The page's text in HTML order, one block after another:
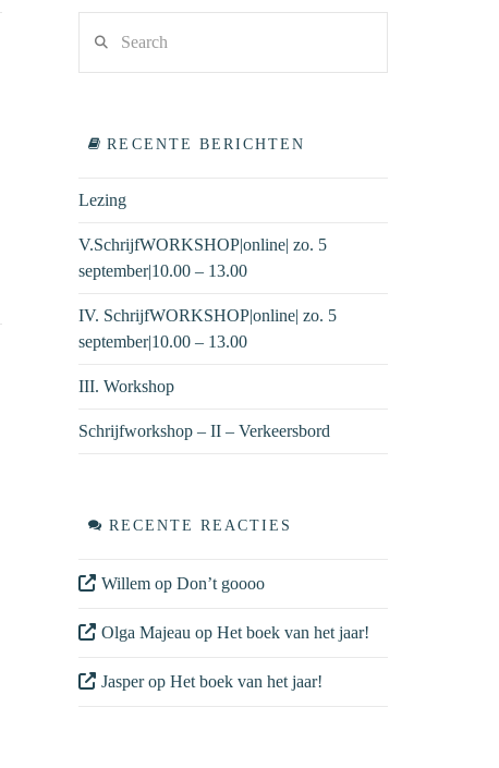
RECENTE BERICHTEN
Lezing
V.SchrijfWORKSHOP|online| zo. 5
september|10.00 – 13.00
IV. SchrijfWORKSHOP|online| zo. 5
september|10.00 – 13.00
III. Workshop
Schrijfworkshop – II – Verkeersbord
RECENTE REACTIES
Willemop Don’t goooo
Olga Majeau op Het boek van het jaar!
Jasperop Het boek van het jaar!